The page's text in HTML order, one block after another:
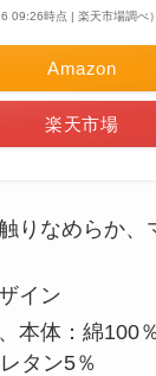
09:26時点 | 楽天市場調べ）
Amazon
楽天市場
りなめらか、
イン
本体：綿100
タン5％